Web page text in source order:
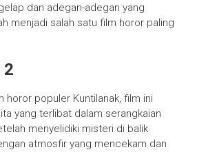
dan adegan-adegan yang
menjadi salah satu film horor paling
2
horor populer Kuntilanak, film ini
yang terlibat dalam serangkaian
menyelidiki misteri di balik
atmosfir yang mencekam dan